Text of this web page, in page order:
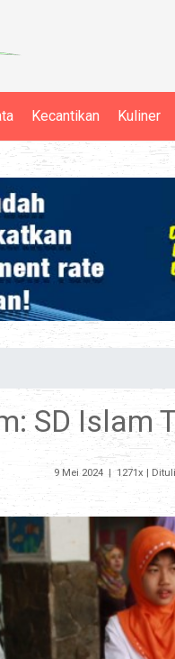
Kecantikan Kuliner
SD Islam
9 Mei 2024| 1271x |